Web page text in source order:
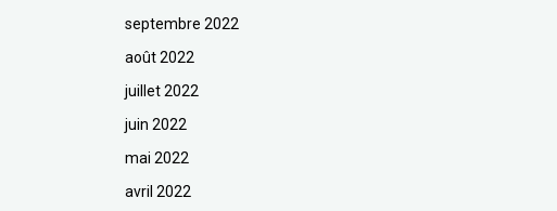
septembre 2022
août 2022
juillet 2022
juin 2022
mai 2022
avril 2022